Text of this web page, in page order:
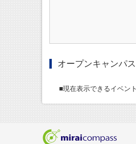
オープンキャンパス
■現在表示できるイベン